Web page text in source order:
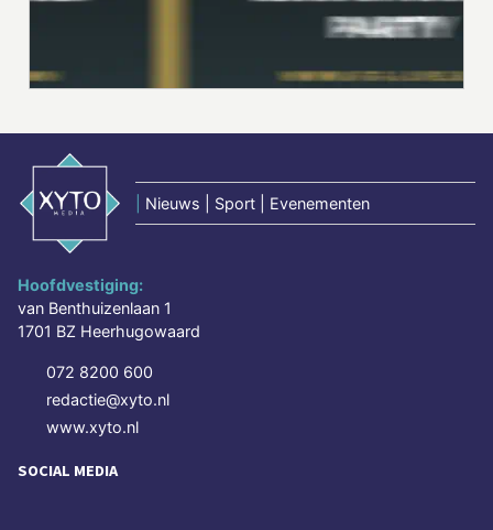
Nieuws | Sport | Evenementen
Hoofdvestiging:
van Benthuizenlaan 1
1701 BZ Heerhugowaard
072 8200 600
redactie@xyto.nl
www.xyto.nl
SOCIAL MEDIA